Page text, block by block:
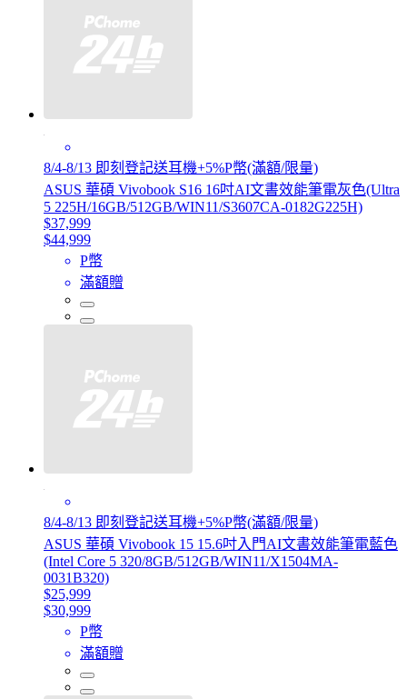
8/4-8/13 即刻登記送耳機+5%P幣(滿額/限量)
ASUS 華碩 Vivobook S16 16吋AI文書效能筆電灰色(Ultra
5 225H/16GB/512GB/WIN11/S3607CA-0182G225H)
$37,999
$44,999
P幣
滿額贈
8/4-8/13 即刻登記送耳機+5%P幣(滿額/限量)
ASUS 華碩 Vivobook 15 15.6吋入門AI文書效能筆電藍色
(Intel Core 5 320/8GB/512GB/WIN11/X1504MA-
0031B320)
$25,999
$30,999
P幣
滿額贈